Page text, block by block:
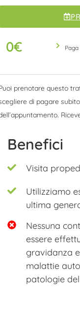
0€
prenotare questo
di pagare
Benefici
Visita
Utilizziamo
ultima
Nessuna
essere
gravidanza
malattie
patologie